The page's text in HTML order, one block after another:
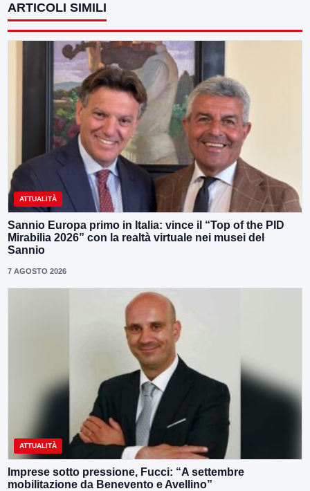
ARTICOLI SIMILI
ATTUALITÀ
Sannio Europa primo in Italia: vince il “Top of the PID
Mirabilia 2026” con la realtà virtuale nei musei del
Sannio
7 AGOSTO 2026
ATTUALITÀ
Imprese sotto pressione, Fucci: “A settembre
mobilitazione da Benevento e Avellino”